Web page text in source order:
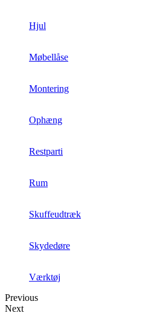
Hjul
Møbellåse
Montering
Ophæng
Restparti
Rum
Skuffeudtræk
Skydedøre
Værktøj
Previous
Next